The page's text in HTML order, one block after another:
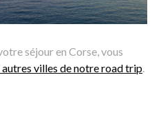
séjour en Corse, vous
autres villes de notre road trip.